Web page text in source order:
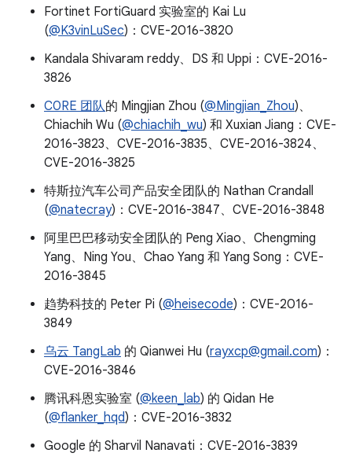
Fortinet FortiGuard 实验室的 Kai Lu
(@K3vinLuSec)：CVE-2016-3820
Kandala Shivaram reddy、DS 和 Uppi：CVE-2016-
3826
C0RE 团队的 Mingjian Zhou (@Mingjian_Zhou)、
Chiachih Wu (@chiachih_wu) 和 Xuxian Jiang：CVE-
2016-3823、CVE-2016-3835、CVE-2016-3824、
CVE-2016-3825
特斯拉汽车公司产品安全团队的 Nathan Crandall
(@natecray)：CVE-2016-3847、CVE-2016-3848
阿里巴巴移动安全团队的 Peng Xiao、Chengming
Yang、Ning You、Chao Yang 和 Yang Song：CVE-
2016-3845
趋势科技的 Peter Pi (@heisecode)：CVE-2016-
3849
乌云 TangLab 的 Qianwei Hu (rayxcp@gmail.com)：
CVE-2016-3846
腾讯科恩实验室 (@keen_lab) 的 Qidan He
(@flanker_hqd)：CVE-2016-3832
Google 的 Sharvil Nanavati：CVE-2016-3839